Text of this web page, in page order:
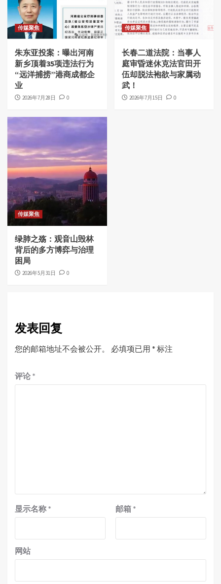
传媒聚焦
朱东亚投案：曝出河南
新乡顶着35项违法行为
“远洋捕捞”港商成都企
业
2026年7月28日 0
传媒聚焦
长春二道法院：当事人
庭审昏迷休克法官田开
伍却脱法袍欲与家属动
武！
2026年7月15日 0
传媒聚焦
绿肺之殇：观音山毁林
背后的多方博弈与治理
困局
2026年5月31日 0
发表回复
您的邮箱地址不会被公开。 必填项已用 * 标注
评论 *
显示名称 * 邮箱 *
网站